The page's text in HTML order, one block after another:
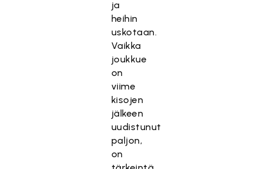
ja
heihin
uskotaan.
Vaikka
joukkue
on
viime
kisojen
jälkeen
uudistunut
paljon,
on